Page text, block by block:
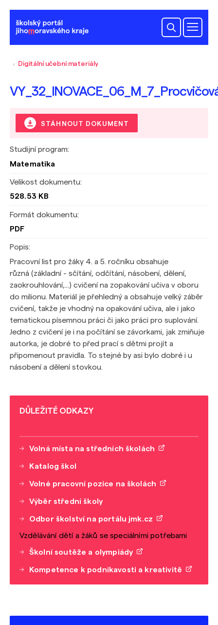
Digitální učební materiály
STÁHNOUT DOKUMENT
Studijní program:
Matematika
Velikost dokumentu:
528.53 KB
Formát dokumentu:
PDF
Popis:
Pracovní list pro žáky 4. a 5. ročníku obsahuje
různá (základní - sčítání, odčítání, násobení, dělení,
zaokrouhlování,...) cvičení na zopakování učiva v oboru
do milionu. Materiál je přehledný a obsahuje velký záběr
cvičení, takže je vhodný na opakování učiva, ale i jako
tematickou písemnou práci či jako práci pro suplování.
Jedno z cvičení je i na počítání se závorkami, jak zmiňuje
autorka, je dobré to před prací s dětmi projít a
připomenout pravidla. To stejné by asi bylo dobré i u
násobení a dělení stovkou.
DŮLEŽITÉ ODKAZY
Volná místa na středních školách
Katalog škol
Volné pracovní pozice na školách
Výběr střední školy
Odbor školství na portálu jmk.cz
Vzdělávání dětí a žáků se speciálními potřebami
Školní soutěže a olympiády
Kompetence k podnikavosti a kreativitě